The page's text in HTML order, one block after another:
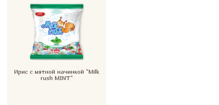
Ирис с мятной начинкой "Milk
rush MINT"